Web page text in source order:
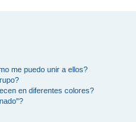
me puedo unir a ellos?
en diferentes colores?